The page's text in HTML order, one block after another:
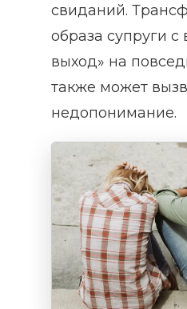
свиданий.
образа супруги с
выход» на
также может
недопонимание.